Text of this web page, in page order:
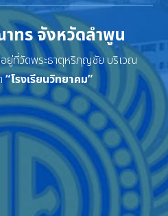
าทร จังหวัดลำพูน
ยู่ที่วัดพระธาตุหริภุญชัย บริเวณ
“โรงเรียนวิทยาคม”